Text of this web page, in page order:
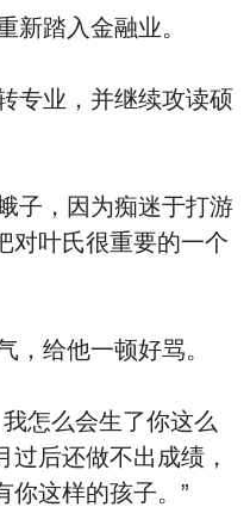
踏入金融业。
专业，并继续攻读硕
子，因为痴迷于打游
对叶氏很重要的一个
给他一顿好骂。
怎么会生了你这么
过后还做不出成绩，
你这样的孩子。”